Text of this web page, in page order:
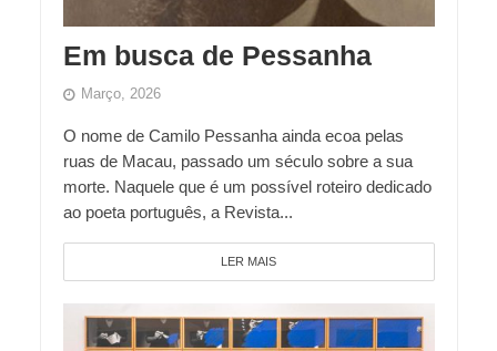
Em busca de Pessanha
Março, 2026
O nome de Camilo Pessanha ainda ecoa pelas
ruas de Macau, passado um século sobre a sua
morte. Naquele que é um possível roteiro dedicado
ao poeta português, a Revista...
LER MAIS